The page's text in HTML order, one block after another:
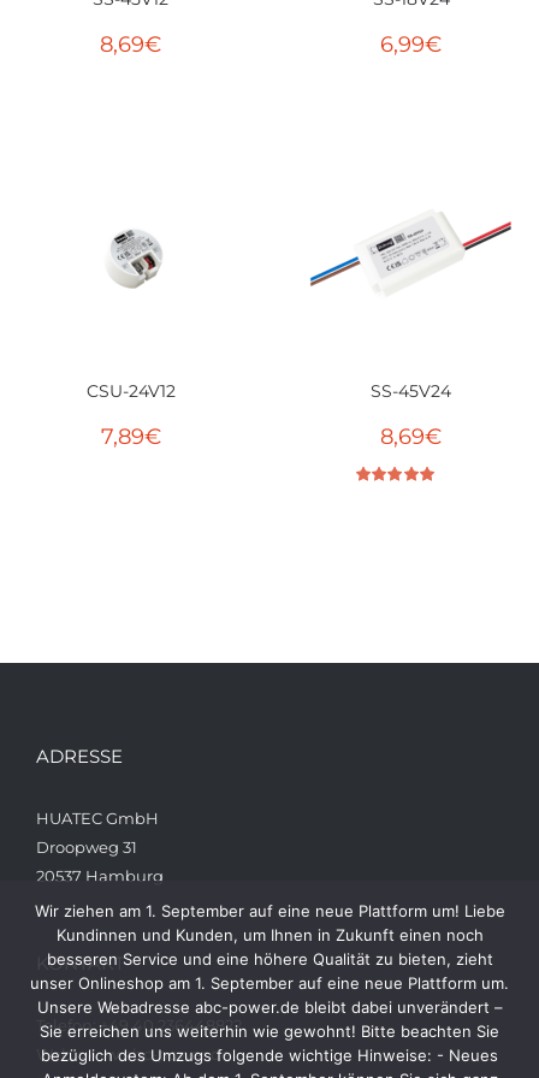
8,69€ 6,99€
CSU-24V12
7,89€
SS-45V24
8,69€
ADRESSE
HUATEC GmbH
Droopweg 31
20537 Hamburg
KONTAKT
Telefon: +49 40 236448822
Web: www.abc-power.de
Wir ziehen am 1. September auf eine neue Plattform um! Liebe
Kundinnen und Kunden, um Ihnen in Zukunft einen noch
besseren Service und eine höhere Qualität zu bieten, zieht
unser Onlineshop am 1. September auf eine neue Plattform um.
Unsere Webadresse abc-power.de bleibt dabei unverändert –
Sie erreichen uns weiterhin wie gewohnt! Bitte beachten Sie
bezüglich des Umzugs folgende wichtige Hinweise: - Neues